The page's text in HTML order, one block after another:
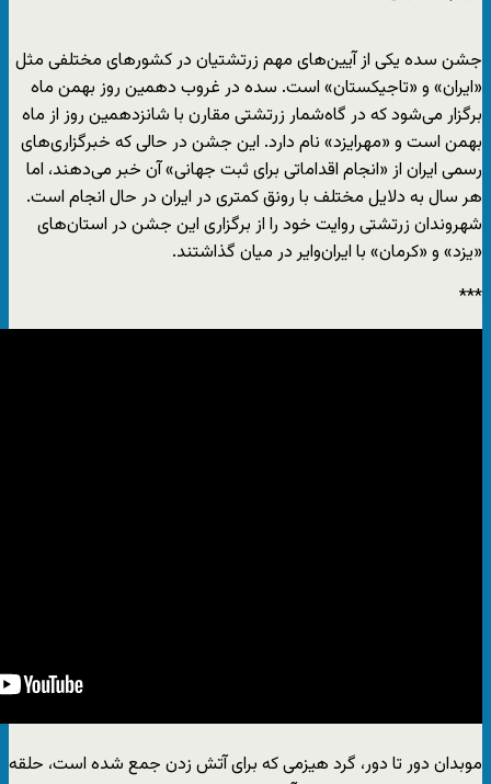
جشن سده یکی از آیین‌های مهم زرتشتیان در کشورهای مختلفی مثل
«ایران» و «تاجیکستان» است. سده در غروب دهمین روز بهمن ماه
برگزار می‌شود که در گاه‌شمار زرتشتی مقارن با شانزدهمین روز از ماه
بهمن است و «مهرایزد» نام دارد. این جشن در حالی که خبرگزاری‌های
رسمی ایران از «انجام اقداماتی برای ثبت جهانی» آن خبر می‌دهند، اما
هر سال به دلایل مختلف با رونق کمتری در ایران در حال انجام است.
شهروندان زرتشتی روایت خود را از برگزاری این جشن در استان‌های
«یزد» و «کرمان» با ایران‌وایر در میان گذاشتند.
***
موبدان دور تا دور، گرد هیزمی که برای آتش زدن جمع شده است، حلقه